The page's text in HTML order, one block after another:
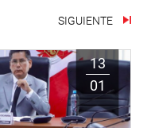
SIGUIENTE
13
01